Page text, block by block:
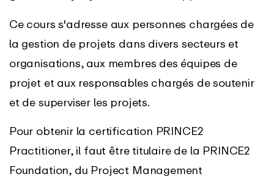
Ce cours s'adresse aux personnes chargées de
la gestion de projets dans divers secteurs et
organisations, aux membres des équipes de
projet et aux responsables chargés de soutenir
et de superviser les projets.
Pour obtenir la certification PRINCE2
Practitioner, il faut être titulaire de la PRINCE2
Foundation, du Project Management